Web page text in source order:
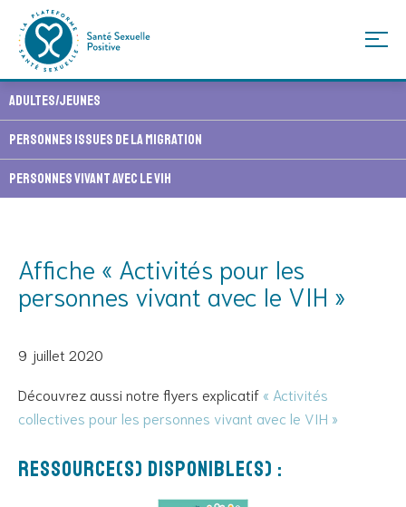
to
content
Adultes/Jeunes
Personnes issues de la migration
Personnes vivant avec le VIH
Affiche « Activités pour les
personnes vivant avec le VIH »
9 juillet 2020
Découvrez aussi notre flyers explicatif « Activités
collectives pour les personnes vivant avec le VIH »
Ressource(s) disponible(s) :